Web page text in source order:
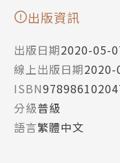
出版資訊
出版日期2020-05-
線上出版日期2020-
ISBN
分級普級
語言繁體中文